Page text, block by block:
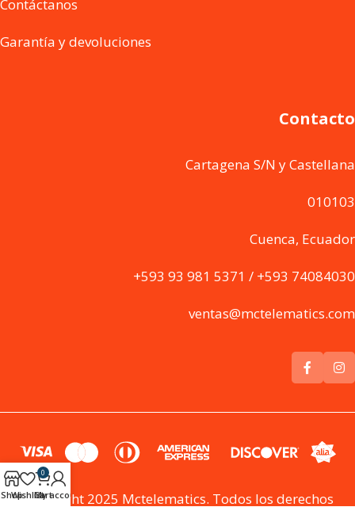
Contáctanos
Garantía y devoluciones
Contacto
Cartagena S/N y Castellana
010103
Cuenca, Ecuador
+593 93 981 5371 / +593 74084030
ventas@mctelematics.com
Copyright 2025 Mctelematics. Todos los derechos
ShopWishlist
0
Cart
My account